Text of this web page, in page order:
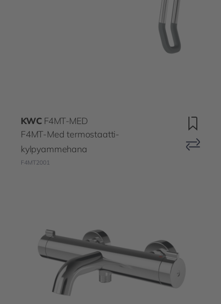
KWC F4MT-MED
F4MT-Med termostaatti-
kylpyammehana
F4MT2001